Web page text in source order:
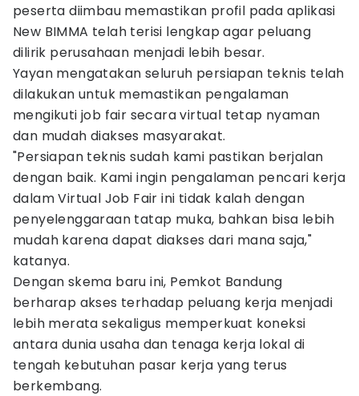
peserta diimbau memastikan profil pada aplikasi
New BIMMA telah terisi lengkap agar peluang
dilirik perusahaan menjadi lebih besar.
Yayan mengatakan seluruh persiapan teknis telah
dilakukan untuk memastikan pengalaman
mengikuti job fair secara virtual tetap nyaman
dan mudah diakses masyarakat.
"Persiapan teknis sudah kami pastikan berjalan
dengan baik. Kami ingin pengalaman pencari kerja
dalam Virtual Job Fair ini tidak kalah dengan
penyelenggaraan tatap muka, bahkan bisa lebih
mudah karena dapat diakses dari mana saja,"
katanya.
Dengan skema baru ini, Pemkot Bandung
berharap akses terhadap peluang kerja menjadi
lebih merata sekaligus memperkuat koneksi
antara dunia usaha dan tenaga kerja lokal di
tengah kebutuhan pasar kerja yang terus
berkembang.